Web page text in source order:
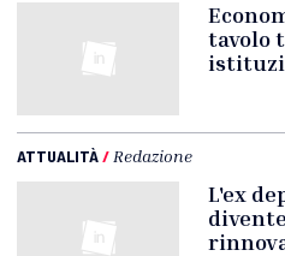
tavolo
ATTUALITÀ/ Redazione
L'ex